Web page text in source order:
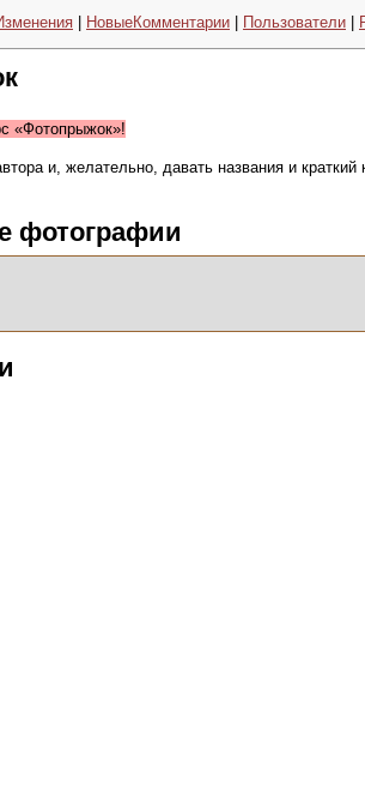
НовыеКомментарии Пользователи
«Фотопрыжок»!
и, желательно, давать названия и краткий
фотографии